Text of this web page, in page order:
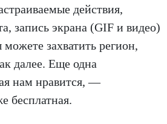
действия,
запись экрана (GIF и видео)
захватить регион,
далее. Еще одна
нам нравится, —
бесплатная.